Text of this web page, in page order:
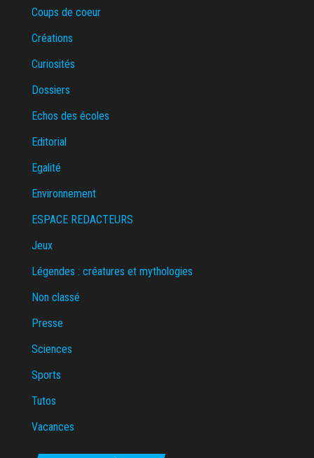
Coups de coeur
Créations
Curiosités
Dossiers
Echos des écoles
Editorial
Egalité
Environnement
ESPACE REDACTEURS
Jeux
Légendes : créatures et mythologies
Non classé
Presse
Sciences
Sports
Tutos
Vacances